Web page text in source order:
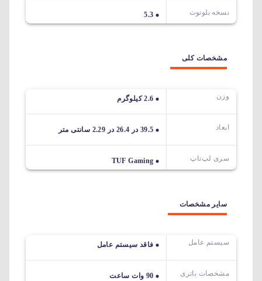
نسخه بلوتوث 5.3
مشخصات کلی
وزن 2.6 کیلوگرم
ابعاد 39.5 در 26.4 در 2.29 سانتی متر
سری لپ‌تاپ TUF Gaming
سایر مشخصات
سیستم عامل فاقد سیستم عامل
مشخصات باتری
90 وات ساعت